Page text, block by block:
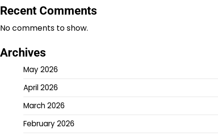
Recent Comments
No comments to show.
Archives
May 2026
April 2026
March 2026
February 2026